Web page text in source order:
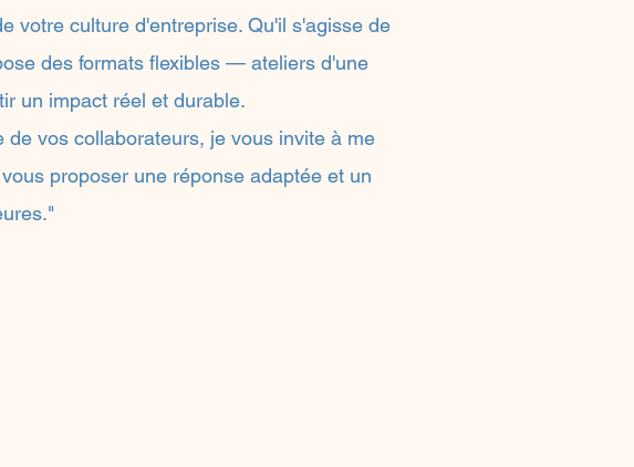
votre culture d'entreprise. Qu'il s'agisse de
des formats flexibles — ateliers d'une
un impact réel et durable.
vos collaborateurs, je vous invite à me
proposer une réponse adaptée et un